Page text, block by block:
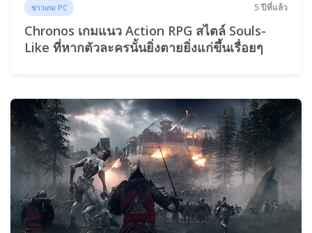
ข่าวเกม PC 5 ปีที่แล้ว
Chronos เกมแนว Action RPG สไตล์ Souls-
Like ที่หากตัวละครนั้นยิ่งตายยิ่งแก่ขึ้นเรื่อยๆ